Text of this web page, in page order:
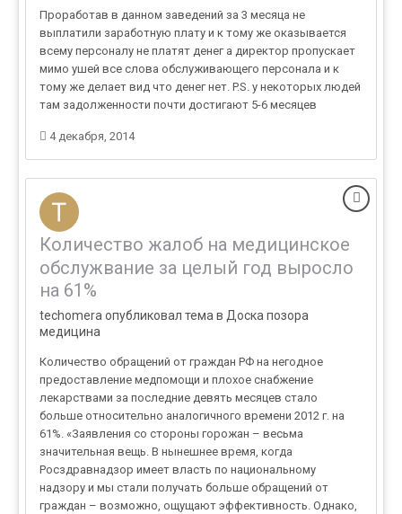
Проработав в данном заведений за 3 месяца не
выплатили заработную плату и к тому же оказывается
всему персоналу не платят денег а директор пропускает
мимо ушей все слова обслуживающего персонала и к
тому же делает вид что денег нет. P.S. у некоторых людей
там задолженности почти достигают 5-6 месяцев
4 декабря, 2014
Количество жалоб на медицинское
обслужвание за целый год выросло
на 61%
techomera опубликовал тема в Доска позора
медицина
Количество обращений от граждан РФ на негодное
предоставление медпомощи и плохое снабжение
лекарствами за последние девять месяцев стало
больше относительно аналогичного времени 2012 г. на
61%. «Заявления со стороны горожан – весьма
значительная вещь. В нынешнее время, когда
Росздравнадзор имеет власть по национальному
надзору и мы стали получать больше обращений от
граждан – возможно, ощущают эффективность. Однако,